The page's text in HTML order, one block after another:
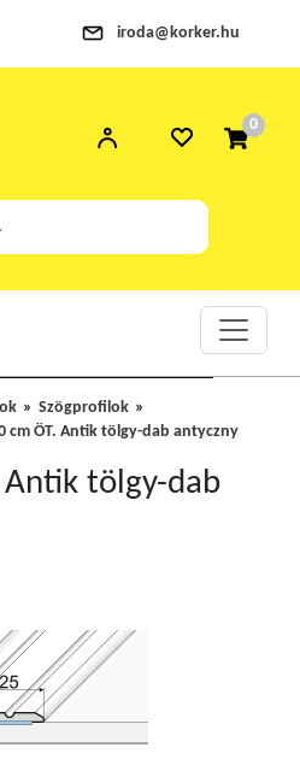
iroda@korker.hu
0
Szögprofilok
cm ÖT. Antik tölgy-dab antyczny
Antik tölgy-dab